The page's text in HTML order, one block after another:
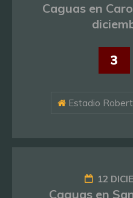
Caguas en
3
Estadio
12
Caguas en